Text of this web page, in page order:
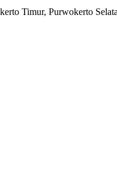
Timur, Purwokerto